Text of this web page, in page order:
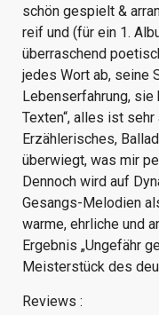
schön gespielt &
reif und (für ein 1.
überraschend
jedes Wort ab, seine
Lebenserfahrung,
Texten“, alles ist
Erzählerisches,
überwiegt, was mir
Dennoch wird auf
Gesangs-Melodien
warme, ehrliche und
Ergebnis „Ungefähr
Meisterstück des
Reviews :